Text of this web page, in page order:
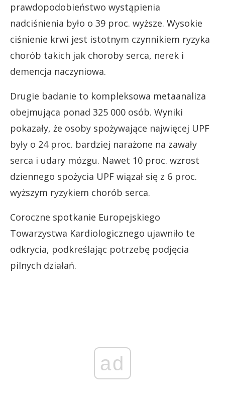
prawdopodobieństwo wystąpienia
nadciśnienia było o 39 proc. wyższe. Wysokie
ciśnienie krwi jest istotnym czynnikiem ryzyka
chorób takich jak choroby serca, nerek i
demencja naczyniowa.
Drugie badanie to kompleksowa metaanaliza
obejmująca ponad 325 000 osób. Wyniki
pokazały, że osoby spożywające najwięcej UPF
były o 24 proc. bardziej narażone na zawały
serca i udary mózgu. Nawet 10 proc. wzrost
dziennego spożycia UPF wiązał się z 6 proc.
wyższym ryzykiem chorób serca.
Coroczne spotkanie Europejskiego
Towarzystwa Kardiologicznego ujawniło te
odkrycia, podkreślając potrzebę podjęcia
pilnych działań.
ad